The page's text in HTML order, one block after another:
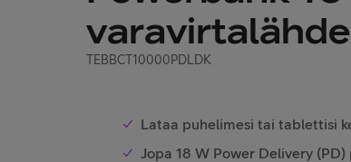
varavirtalähde
TEBBCT10000PDLDK
Lataa puhelimesi tai tablettisi
Jopa 18 W Power Delivery